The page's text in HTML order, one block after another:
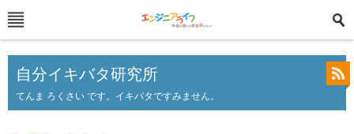
自分イキバタ研究所
てんま ろくさい です。イキバタですみません。